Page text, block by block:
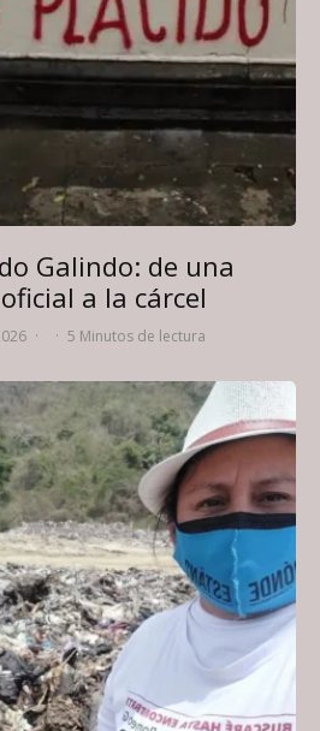
Galindo: de una
a la cárcel
· · 5 Minutos de lectura